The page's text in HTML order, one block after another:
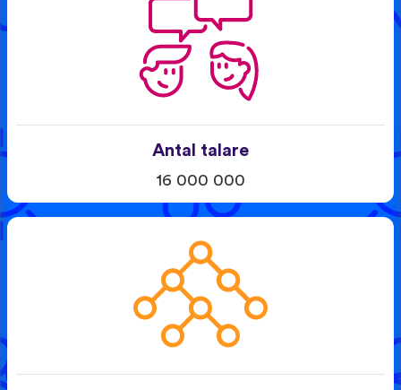
Antal talare
16 000 000